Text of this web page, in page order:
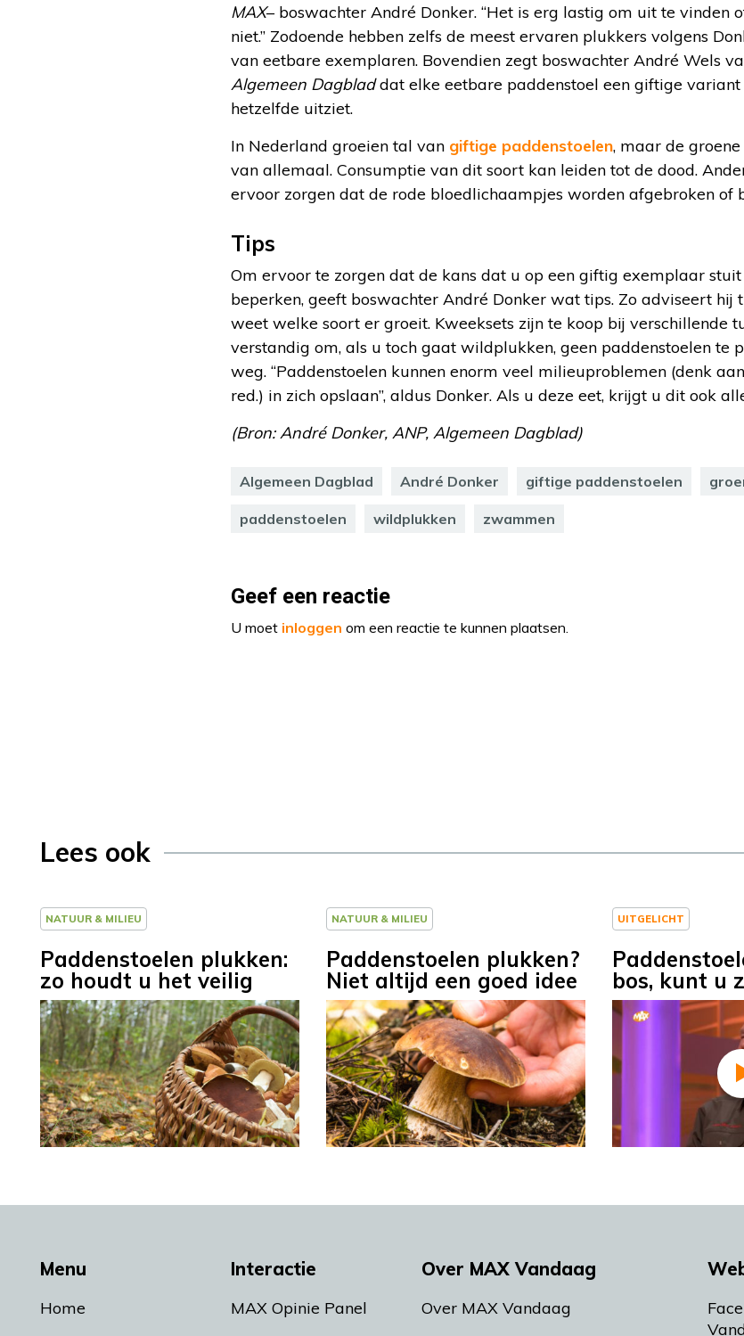
MAX– boswachter André Donker. “Het is erg lastig om uit te vinden
niet.” Zodoende hebben zelfs de meest ervaren plukkers volgens
van eetbare exemplaren. Bovendien zegt boswachter André Wels
Algemeen Dagbladdat elke eetbare paddenstoel een giftige
hetzelfde uitziet.
In Nederland groeien tal van giftige paddenstoelen, maar de
van allemaal. Consumptie van dit soort kan leiden tot de dood.
ervoor zorgen dat de rode bloedlichaampjes worden afgebroken of
Tips
Om ervoor te zorgen dat de kans dat u op een giftig exemplaar
beperken, geeft boswachter André Donker wat tips. Zo adviseert hij
weet welke soort er groeit. Kweeksets zijn te koop bij verschillende
verstandig om, als u toch gaat wildplukken, geen paddenstoelen te
weg. “Paddenstoelen kunnen enorm veel milieuproblemen (denk
red.) in zich opslaan”, aldus Donker. Als u deze eet, krijgt u dit ook
(Bron: André Donker, ANP, Algemeen Dagblad)
Algemeen Dagblad André Donker giftige paddenstoelen
paddenstoelen wildplukken zwammen
Geef een reactie
U moet inloggen om een reactie te kunnen plaatsen.
Lees ook
NATUUR & MILIEU
Paddenstoelen plukken:
zo houdt u het veilig
NATUUR & MILIEU
Paddenstoelen plukken?
Niet altijd een goed idee
UITGELICHT
bos, kunt u
Menu
Home
Interactie
MAX Opinie Panel
Over MAX Vandaag
Over MAX Vandaag